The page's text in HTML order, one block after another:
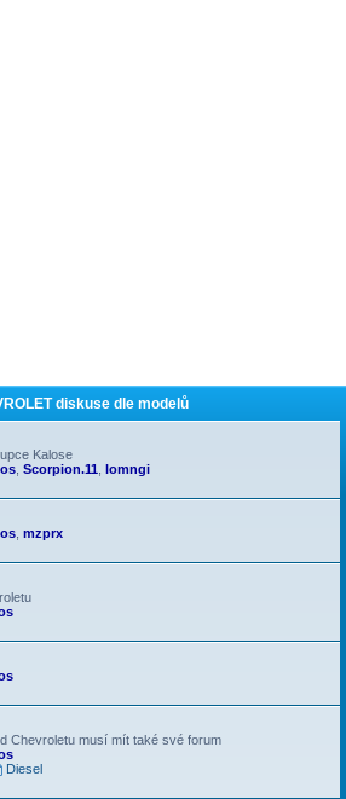
diskuse dle modelů
Kalose
Scorpion.11 lomngi
mzprx
Chevroletu musí mít také své forum
Diesel